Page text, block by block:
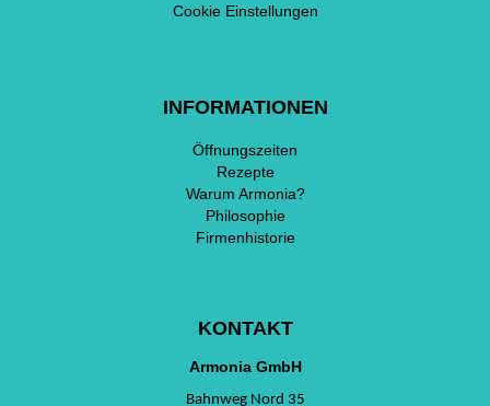
Cookie Einstellungen
INFORMATIONEN
Öffnungszeiten
Rezepte
Warum Armonia?
Philosophie
Firmenhistorie
KONTAKT
Armonia GmbH
Bahnweg Nord 35